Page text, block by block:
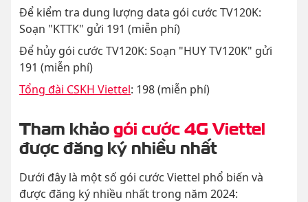
Để kiểm tra dung lượng data gói cước TV120K:
Soạn "KTTK" gửi 191 (miễn phí)
Để hủy gói cước TV120K: Soạn "HUY TV120K" gửi
191 (miễn phí)
Tổng đài CSKH Viettel: 198 (miễn phí)
Tham khảogói cước 4G Viettel
được đăng ký nhiều nhất
Dưới đây là một số gói cước Viettel phổ biến và
được đăng ký nhiều nhất trong năm 2024: